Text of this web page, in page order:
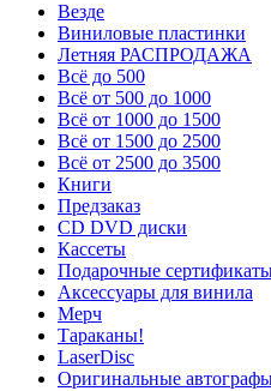
Везде
Виниловые пластинки
Летняя РАСПРОДАЖА
Всё до 500
Всё от 500 до 1000
Всё от 1000 до 1500
Всё от 1500 до 2500
Всё от 2500 до 3500
Книги
Предзаказ
CD DVD диски
Кассеты
Подарочные
Аксессуары для винила
Мерч
Тараканы!
LaserDisc
Оригинальные